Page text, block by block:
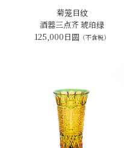
菊笼目纹
酒器三点齐 琥珀绿
125,000日圆 （不含税）